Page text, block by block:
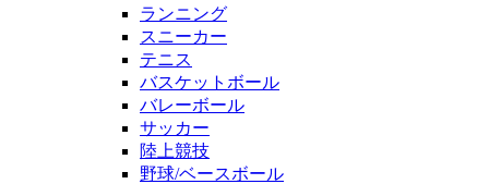
ランニング
スニーカー
テニス
バスケットボール
バレーボール
サッカー
陸上競技
野球/ベースボール